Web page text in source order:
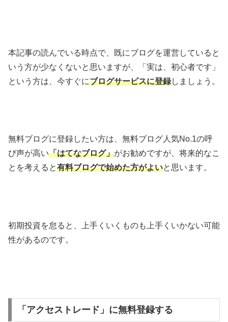
本記事の読んでいる時点で、既にブログを運営していると
いう方が少なくないと思いますが、「実は、初心者です」
という方は、今すぐにブログサービスに登録しましょう。
無料ブログに登録したい方は、無料ブログ人気No.1の呼
び声が高い「はてなブログ」がお勧めですが、将来的なこ
とを考えると有料ブログで始めた方がよいと思います。
初期投資を怠ると、上手くいくものも上手くいかない可能
性があるのです。
「アクセストレード」に無料登録する